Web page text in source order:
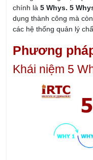
chính là 5 Whys. 5
dụng thành công mà
các hệ thống quản lý
Phương
Khái niệm 5